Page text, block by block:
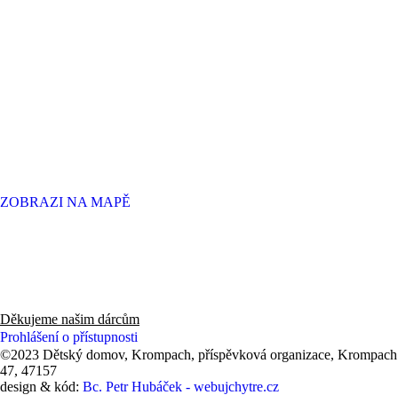
ZOBRAZI NA MAPĚ
Děkujeme našim dárcům
Prohlášení o přístupnosti
©2023 Dětský domov, Krompach, příspěvková organizace, Krompach
47, 47157
design & kód: Bc. Petr Hubáček - webujchytre.cz